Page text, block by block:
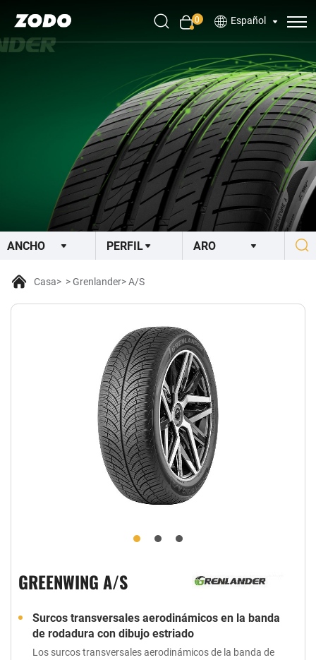
0 Español
Casa Grenlander A/S
GREENWING A/S
Surcos transversales aerodinámicos en la banda
de rodadura con dibujo estriado
Los surcos transversales aerodinámicos de la banda de